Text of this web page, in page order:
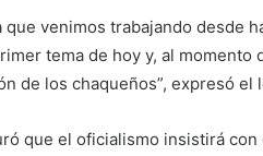
venimos trabajando desde
tema de hoy y, al
de los chaqueños”, expresó el
que el oficialismo insistirá